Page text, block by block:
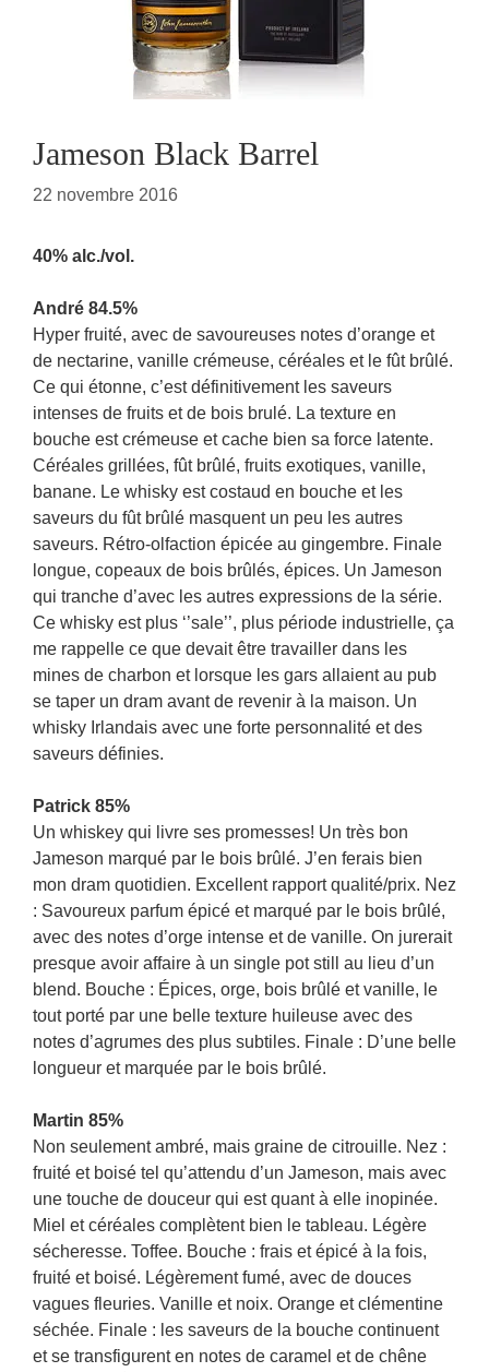
Jameson Black Barrel
22 novembre 2016
40% alc./vol.
André 84.5%
Hyper fruité, avec de savoureuses notes d’orange et
de nectarine, vanille crémeuse, céréales et le fût brûlé.
Ce qui étonne, c’est définitivement les saveurs
intenses de fruits et de bois brulé. La texture en
bouche est crémeuse et cache bien sa force latente.
Céréales grillées, fût brûlé, fruits exotiques, vanille,
banane. Le whisky est costaud en bouche et les
saveurs du fût brûlé masquent un peu les autres
saveurs. Rétro-olfaction épicée au gingembre. Finale
longue, copeaux de bois brûlés, épices. Un Jameson
qui tranche d’avec les autres expressions de la série.
Ce whisky est plus ‘’sale’’, plus période industrielle, ça
me rappelle ce que devait être travailler dans les
mines de charbon et lorsque les gars allaient au pub
se taper un dram avant de revenir à la maison. Un
whisky Irlandais avec une forte personnalité et des
saveurs définies.
Patrick 85%
Un whiskey qui livre ses promesses! Un très bon
Jameson marqué par le bois brûlé. J’en ferais bien
mon dram quotidien. Excellent rapport qualité/prix. Nez
: Savoureux parfum épicé et marqué par le bois brûlé,
avec des notes d’orge intense et de vanille. On jurerait
presque avoir affaire à un single pot still au lieu d’un
blend. Bouche : Épices, orge, bois brûlé et vanille, le
tout porté par une belle texture huileuse avec des
notes d’agrumes des plus subtiles. Finale : D’une belle
longueur et marquée par le bois brûlé.
Martin 85%
Non seulement ambré, mais graine de citrouille. Nez :
fruité et boisé tel qu’attendu d’un Jameson, mais avec
une touche de douceur qui est quant à elle inopinée.
Miel et céréales complètent bien le tableau. Légère
sécheresse. Toffee. Bouche : frais et épicé à la fois,
fruité et boisé. Légèrement fumé, avec de douces
vagues fleuries. Vanille et noix. Orange et clémentine
séchée. Finale : les saveurs de la bouche continuent
et se transfigurent en notes de caramel et de chêne